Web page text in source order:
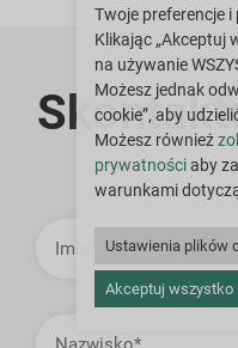
Twoje preferencje
Klikając „Akceptuj
na używanie
Możesz jednak
cookie”, aby
Możesz również
prywatnościaby
warunkami
Ustawienia plików
Akceptuj wszystko